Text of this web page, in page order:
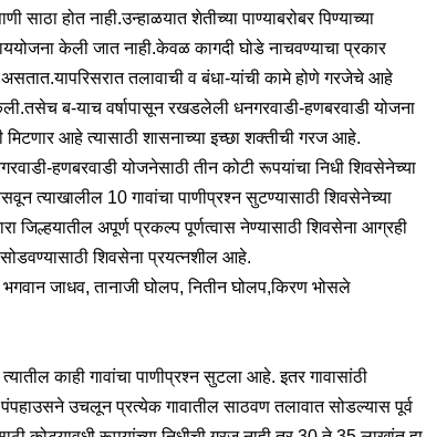
होत नाही.उन्हाळयात शेतीच्या पाण्याबरोबर पिण्याच्या
केली जात नाही.केवळ कागदी घोडे नाचवण्याचा प्रकार
तलावाची व बंधा-यांची कामे होणे गरजेचे आहे
ब-याच वर्षापासून रखडलेली धनगरवाडी-हणबरवाडी योजना
मिटणार आहे त्यासाठी शासनाच्या इच्छा शक्तीची गरज आहे.
हणबरवाडी योजनेसाठी तीन कोटी रूपयांचा निधी शिवसेनेच्या
त्याखालील 10 गावांचा पाणीप्रश्‍न सुटण्यासाठी शिवसेनेच्या
अपूर्ण प्रकल्प पूर्णत्वास नेण्यासाठी शिवसेना आग्रही
शिवसेना प्रयत्नशील आहे.
जाधव, तानाजी घोलप, नितीन घोलप,किरण भोसले
काही गावांचा पाणीप्रश्‍न सुटला आहे. इतर गावासांठी
उचलून प्रत्येक गावातील साठवण तलावात सोडल्यास पूर्व